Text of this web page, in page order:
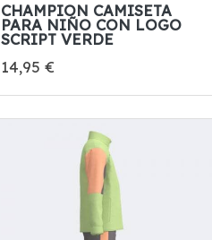
CHAMPION CAMISETA
PARA NIÑO CON LOGO
SCRIPT VERDE
14,95 €